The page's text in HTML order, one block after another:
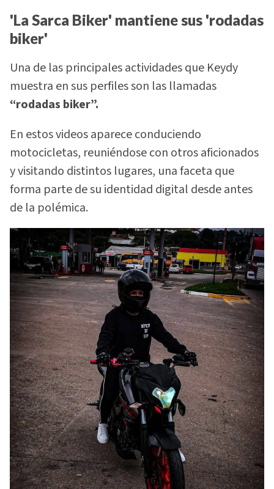
'La Sarca Biker' mantiene sus 'rodadas
biker'
Una de las principales actividades que Keydy
muestra en sus perfiles son las llamadas
“rodadas biker”.
En estos videos aparece conduciendo
motocicletas, reuniéndose con otros aficionados
y visitando distintos lugares, una faceta que
forma parte de su identidad digital desde antes
de la polémica.